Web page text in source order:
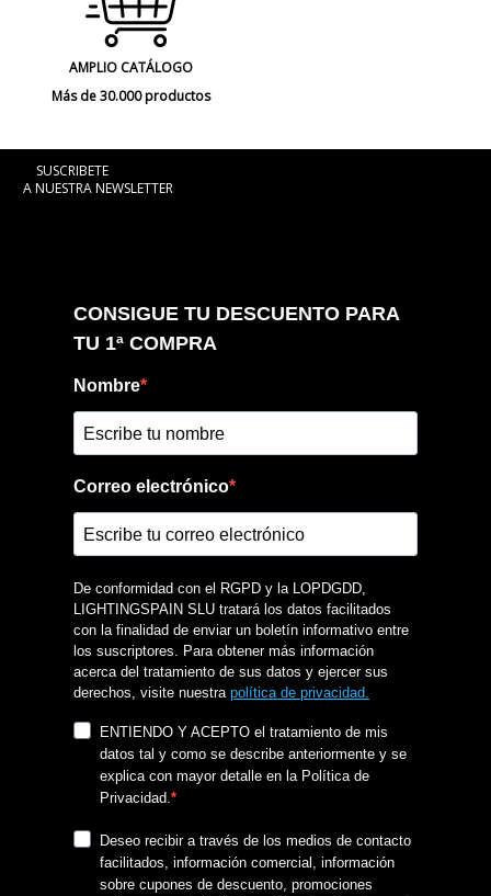
AMPLIO CATÁLOGO
Más de 30.000 productos
SUSCRIBETE
A NUESTRA NEWSLETTER